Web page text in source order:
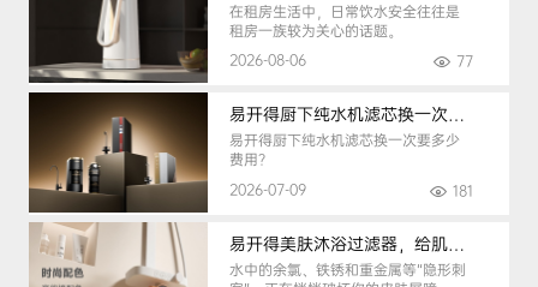
在租房生活中，日常饮水安全往往是
租房一族较为关心的话题。
2026-08-06
77
易开得厨下纯水机滤芯换一次要多少钱
易开得厨下纯水机滤芯换一次要多少
费用？
2026-07-09
181
易开得美肤沐浴过滤器，给肌肤纯净呵护
水中的余氯、铁锈和重金属等“隐形刺